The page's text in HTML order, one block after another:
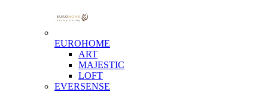
EUROHOME
ART
MAJESTIC
LOFT
EVERSENSE